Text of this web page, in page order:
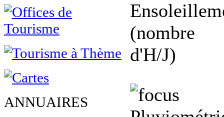
ANNUAIRES
(nombre
d'H/J)